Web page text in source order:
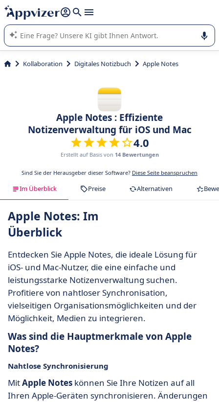
beantworten (mehrere Zeilen mit
Die KI von Appvizer führt Sie bei der Nutzung oder Auswahl
von SaaS-Software in Unternehmen.
Kollaboration Digitales Notizbuch Apple Notes
Apple Notes : Effiziente
Notizenverwaltung für iOS und Mac
4.0
Erstellt auf Basis von 14 Bewertungen
Sind Sie der Herausgeber dieser Software? Diese Seite beanspruchen
Im Überblick Preise Alternativen
Apple Notes: Im
Überblick
Entdecken Sie Apple Notes, die ideale Lösung für
iOS- und Mac-Nutzer, die eine einfache und
leistungsstarke Notizenverwaltung suchen.
Profitiere von nahtloser Synchronisation,
vielseitigen Organisationsmöglichkeiten und der
Möglichkeit, Medien zu integrieren.
Was sind die Hauptmerkmale von Apple
Notes?
Nahtlose Synchronisierung
MitApple Notes können Sie Ihre Notizen auf all
Ihren Apple-Geräten synchronisieren. Änderungen